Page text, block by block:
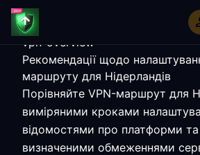
vpn-overview
Рекомендації щодо
маршруту для Нідерландів
Порівняйте VPN-маршрут для
виміряними кроками
відомостями про платформи та
визначеними обмеженнями